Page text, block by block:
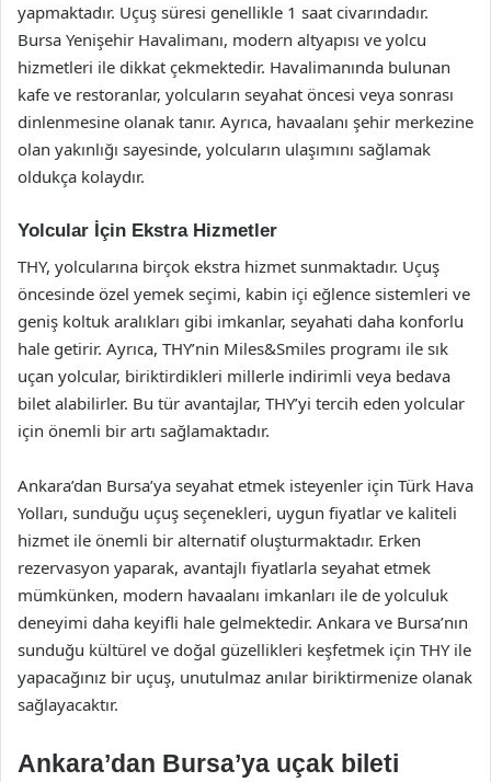
yapmaktadır. Uçuş süresi genellikle 1 saat civarındadır.
Bursa Yenişehir Havalimanı, modern altyapısı ve yolcu
hizmetleri ile dikkat çekmektedir. Havalimanında bulunan
kafe ve restoranlar, yolcuların seyahat öncesi veya sonrası
dinlenmesine olanak tanır. Ayrıca, havaalanı şehir merkezine
olan yakınlığı sayesinde, yolcuların ulaşımını sağlamak
oldukça kolaydır.
Yolcular İçin Ekstra Hizmetler
THY, yolcularına birçok ekstra hizmet sunmaktadır. Uçuş
öncesinde özel yemek seçimi, kabin içi eğlence sistemleri ve
geniş koltuk aralıkları gibi imkanlar, seyahati daha konforlu
hale getirir. Ayrıca, THY’nin Miles&Smiles programı ile sık
uçan yolcular, biriktirdikleri millerle indirimli veya bedava
bilet alabilirler. Bu tür avantajlar, THY’yi tercih eden yolcular
için önemli bir artı sağlamaktadır.
Ankara’dan Bursa’ya seyahat etmek isteyenler için Türk Hava
Yolları, sunduğu uçuş seçenekleri, uygun fiyatlar ve kaliteli
hizmet ile önemli bir alternatif oluşturmaktadır. Erken
rezervasyon yaparak, avantajlı fiyatlarla seyahat etmek
mümkünken, modern havaalanı imkanları ile de yolculuk
deneyimi daha keyifli hale gelmektedir. Ankara ve Bursa’nın
sunduğu kültürel ve doğal güzellikleri keşfetmek için THY ile
yapacağınız bir uçuş, unutulmaz anılar biriktirmenize olanak
sağlayacaktır.
Ankara’dan Bursa’ya uçak bileti